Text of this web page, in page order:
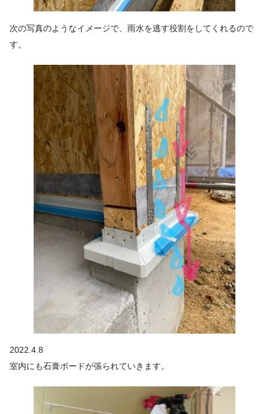
次の写真のようなイメージで、雨水を逃す役割をしてくれるので
す。
2022.4.8
室内にも石膏ボードが張られていきます。